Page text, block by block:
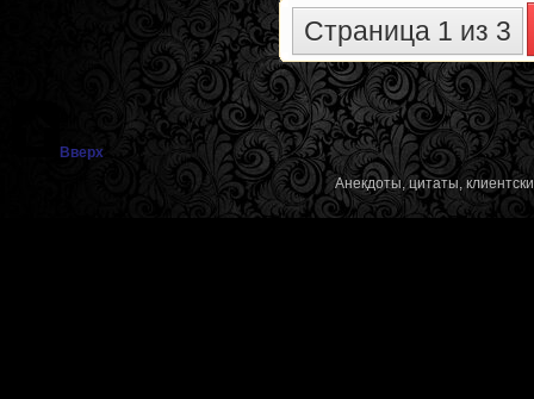
Страница 1 из 3
Вверх
Анекдоты, цитаты,